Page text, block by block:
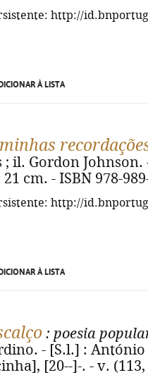
http://
À LISTA
; il. Gordon Johnson.
cm. - ISBN 978-
http://
À LISTA
: poesia
- [S.l.] :
[20--]-. - v.